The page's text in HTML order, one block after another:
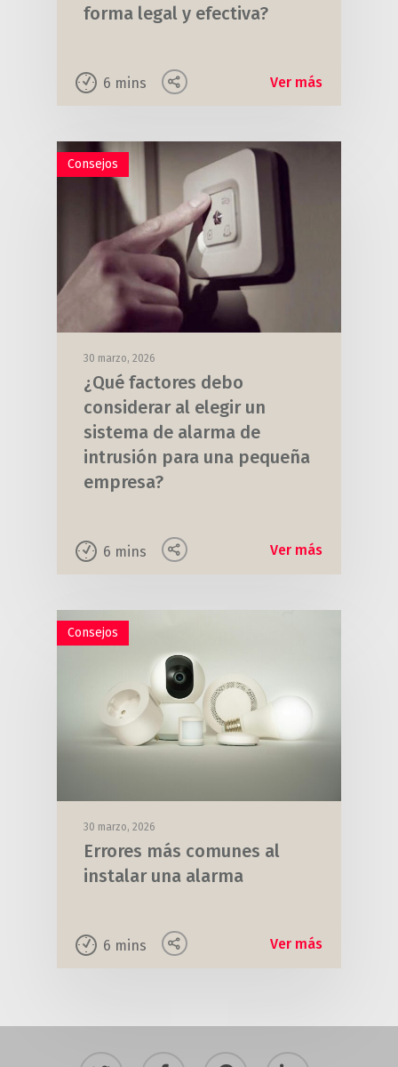
forma legal y efectiva?
6 mins Ver más
Consejos
30 marzo, 2026
¿Qué factores debo
considerar al elegir un
sistema de alarma de
intrusión para una pequeña
empresa?
6 mins Ver más
Consejos
30 marzo, 2026
Errores más comunes al
instalar una alarma
6 mins Ver más
twitter facebook pinterest linkedin